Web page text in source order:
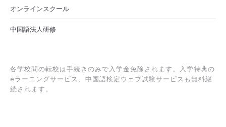
オンラインスクール
中国語法人研修
各学校間の転校は手続きのみで入学金免除されます。入学特典の
eラーニングサービス、中国語検定ウェブ試験サービスも無料継
続されます。